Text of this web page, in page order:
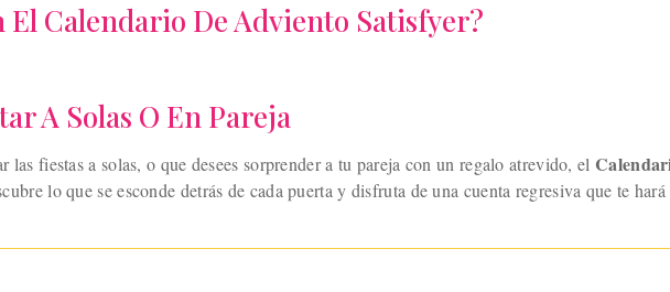
Calendario De Adviento Satisfyer?
A Solas O En Pareja
las fiestas a solas, o que desees sorprender a tu pareja con un regalo atrevido, el
lo que se esconde detrás de cada puerta y disfruta de una cuenta regresiva que te